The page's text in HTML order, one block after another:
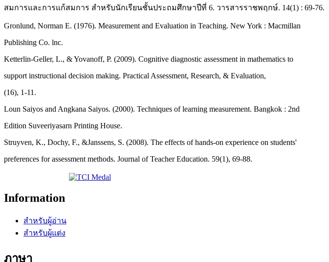
สมการและการแก้สมการ สำหรับนักเรียนชั้นประถมศึกษาปีที่ 6. วารสารราชพฤกษ์. 14(1) : 69-76.
Gronlund, Norman E. (1976). Measurement and Evaluation in Teaching. New York : Macmillan
Publishing Co. lnc.
Ketterlin-Geller, L., & Yovanoff, P. (2009). Cognitive diagnostic assessment in mathematics to
support instructional decision making. Practical Assessment, Research, & Evaluation,
(16), 1-11.
Loun Saiyos and Angkana Saiyos. (2000). Techniques of learning measurement. Bangkok : 2nd
Edition Suveeriyasarn Printing House.
Struyven, K., Dochy, F., &Janssens, S. (2008). The effects of hands‐on experience on students'
preferences for assessment methods. Journal of Teacher Education. 59(1), 69‐88.
Information
สำหรับผู้อ่าน
สำหรับผู้แต่ง
ภาษา